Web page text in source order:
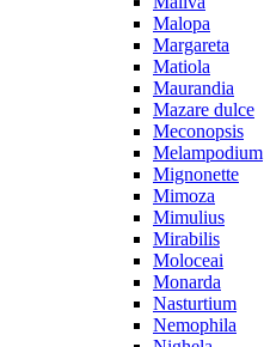
Malopa
Margareta
Matiola
Maurandia
Mazare dulce
Meconopsis
Melampodium
Mignonette
Mimoza
Mimulius
Mirabilis
Moloceai
Monarda
Nasturtium
Nemophila